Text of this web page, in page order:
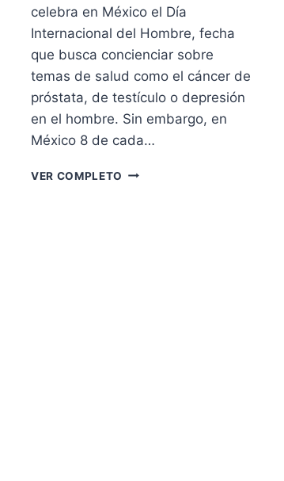
celebra en México el Día
Internacional del Hombre, fecha
que busca concienciar sobre
temas de salud como el cáncer de
próstata, de testículo o depresión
en el hombre. Sin embargo, en
México 8 de cada…
VER COMPLETO 19